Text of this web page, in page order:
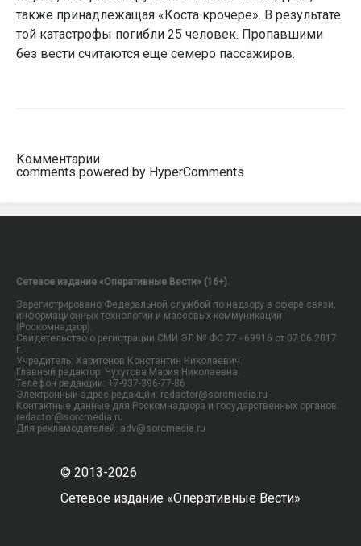
также принадлежащая «Коста крочере». В результате
той катастрофы погибли 25 человек. Пропавшими
без вести считаются еще семеро пассажиров.
Комментарии
comments powered by HyperComments
Сетевое издание «Оперативные Вести» (16+).
Зарегистрировано Федеральной службой по надзору в сфере связи,
информационных технологий и массовых коммуникаций
(Роскомнадзор).
Свидетельство о регистрации СМИ ЭЛ № ФС 77 - 69916 от 07.06.2017
г.
Учредитель: Харитонов Константин Николаевич.
Главный редактор: Чухутова Мария Николаевна.
Телефон редакции: +7-937-396-77-86
Электронный адрес редакции: redactor@sorcmedia.ru
Контактные данные для Роскомнадзора и государственных органов:
redactor@sorcmedia.ru
Для рекламодателей: adv@sorcmedia.ru
© 2013-2026
Сетевое издание «Оперативные Вести»